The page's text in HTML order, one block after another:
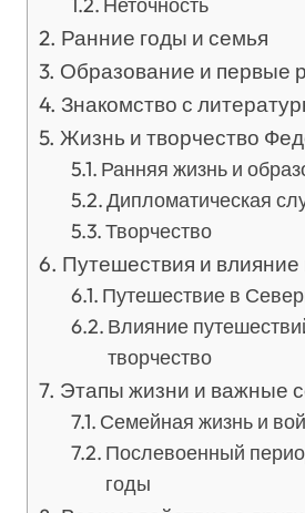
Ранние годы и семья
Образование и первые
Знакомство с
Жизнь и творчество
Ранняя жизнь и
Дипломатическая
Творчество
Путешествия и влияние
Путешествие в
Влияние
творчество
Этапы жизни и важные
Семейная жизнь и
Послевоенный
годы